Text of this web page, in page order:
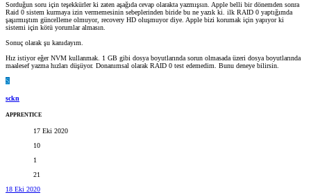
Sorduğun soru için teşekkürler ki zaten aşağıda cevap olarakta yazmışsın. Apple belli bir dönemden sonra
Raid 0 sistem kurmaya izin vermemesinin sebeplerinden biride bu ne yazık ki. ilk RAID 0 yaptığımda
şaşırmıştım güncelleme olmuyor, recovery HD oluşmuyor diye. Apple bizi korumak için yapıyor ki
sistemi için kötü yorumlar almasın.
Sonuç olarak şu kanıdayım.
Hız istiyor eğer NVM kullanmak. 1 GB gibi dosya boyutlarında sorun olmasada üzeri dosya boyutlarında
maalesef yazma hızları düşüyor. Donanımsal olarak RAID 0 test edemedim. Bunu deneye bilirsin.
S
sckn
APPRENTICE
17 Eki 2020
10
1
21
18 Eki 2020